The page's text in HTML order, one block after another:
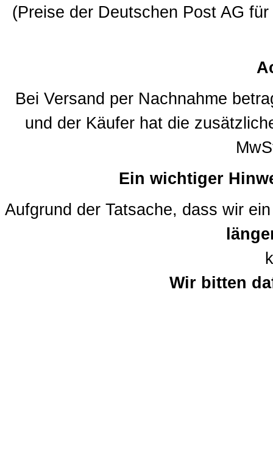
(Preise der Deutschen Post AG
Bei Versand per Nachnahme
und der Käufer hat die
Ein wichtiger
Aufgrund der Tatsache, dass wir
Wir bitten